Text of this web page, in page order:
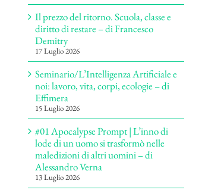
Il prezzo del ritorno. Scuola, classe e
diritto di restare – di Francesco
Demitry
17 Luglio 2026
Seminario/L’Intelligenza Artificiale e
noi: lavoro, vita, corpi, ecologie – di
Effimera
15 Luglio 2026
#01 Apocalypse Prompt | L’inno di
lode di un uomo si trasformò nelle
maledizioni di altri uomini – di
Alessandro Verna
13 Luglio 2026